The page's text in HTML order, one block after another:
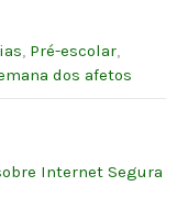
, Pré-escolar,
dos afetos
Internet Segura